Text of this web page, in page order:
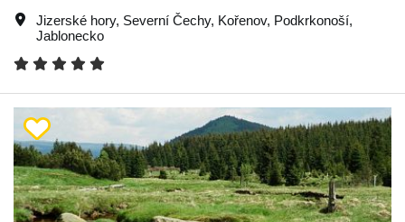
Jizerské hory, Severní Čechy, Kořenov, Podkrkonoší,
Jablonecko